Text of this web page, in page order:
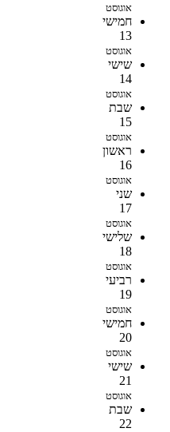
אוגוסט
חמישי
13
אוגוסט
שישי
14
אוגוסט
שבת
15
אוגוסט
ראשון
16
אוגוסט
שני
17
אוגוסט
שלישי
18
אוגוסט
רביעי
19
אוגוסט
חמישי
20
אוגוסט
שישי
21
אוגוסט
שבת
22